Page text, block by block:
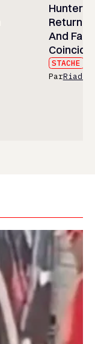
Hunter
And
STACHE
ParRiad